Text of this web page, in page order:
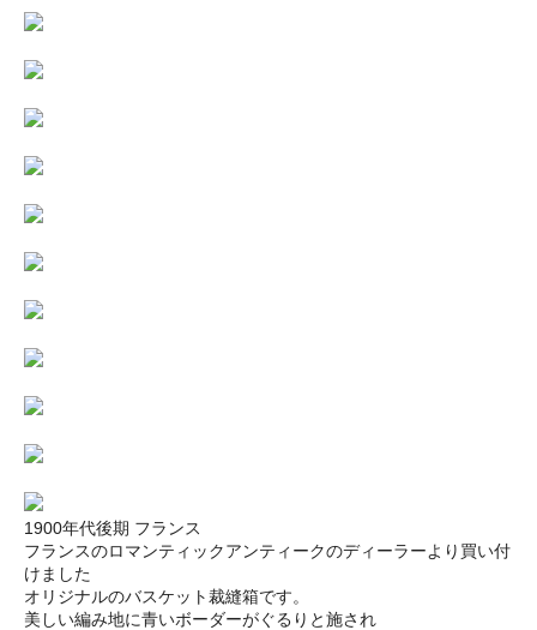
1900年代後期 フランス
フランスのロマンティックアンティークのディーラーより買い付
けました
オリジナルのバスケット裁縫箱です。
美しい編み地に青いボーダーがぐるりと施され